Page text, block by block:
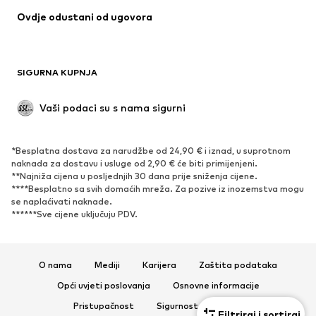
Kaputi
Posebne prigode
Ekskluzivno
OBUĆA
Novo
Popularno
Tenisice
Sportska obuća
Balerinke
Papuče
Ovdje odustani od ugovora
SIGURNA KUPNJA
Vaši podaci su s nama sigurni
*Besplatna dostava za narudžbe od 24,90 € i iznad, u suprotnom
naknada za dostavu i usluge od 2,90 € će biti primijenjeni.
**Najniža cijena u posljednjih 30 dana prije sniženja cijene.
****Besplatno sa svih domaćih mreža. Za pozive iz inozemstva mogu
se naplaćivati ​​naknade.
******Sve cijene uključuju PDV.
O nama Mediji Karijera
Zaštita podataka
Opći uvjeti poslovanja
Osnovne informacije
Pristupačnost
Sigurnost proizvoda